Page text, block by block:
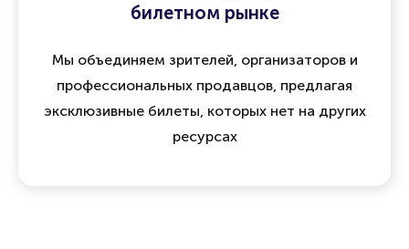
билетном рынке
Мы объединяем зрителей, организаторов и
профессиональных продавцов, предлагая
эксклюзивные билеты, которых нет на других
ресурсах